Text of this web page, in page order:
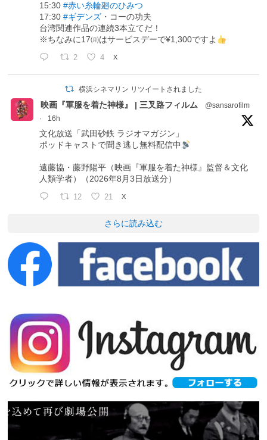
15:30#赤い糸輪廻のひみつ
17:30#ギデンズ ・コーの功夫
台湾関連作品の連続3本立てだ！
※ちなみに17㈪はサービスデーで¥1,300ですよ
2 4 X
横浜シネマリン リツイートされました
映画『軍服を着た神様』 | 三叉路フィルム
@sansarofilm
·
16h
文化放送「武田砂鉄 ラジオマガジン」
ポッドキャストで聞き逃し無料配信中
遠藤協・藤野陽平（映画『軍服を着た神様』監督＆文化
人類学者）（2026年8月3日放送分）
12 21 X
さらに読み込む